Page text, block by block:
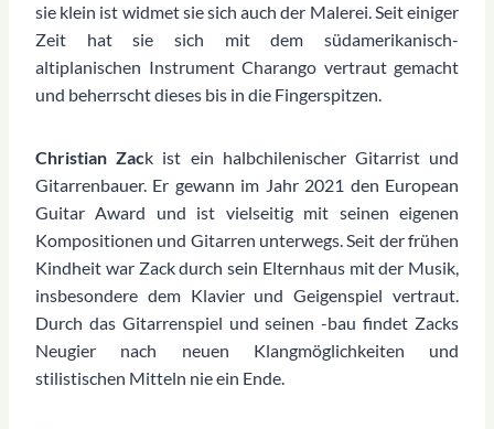
sie klein ist widmet sie sich auch der Malerei. Seit einiger
Zeit hat sie sich mit dem südamerikanisch-
altiplanischen Instrument Charango vertraut gemacht
und beherrscht dieses bis in die Fingerspitzen.
Christian Zack ist ein halbchilenischer Gitarrist und
Gitarrenbauer. Er gewann im Jahr 2021 den European
Guitar Award und ist vielseitig mit seinen eigenen
Kompositionen und Gitarren unterwegs. Seit der frühen
Kindheit war Zack durch sein Elternhaus mit der Musik,
insbesondere dem Klavier und Geigenspiel vertraut.
Durch das Gitarrenspiel und seinen -bau findet Zacks
Neugier nach neuen Klangmöglichkeiten und
stilistischen Mitteln nie ein Ende.